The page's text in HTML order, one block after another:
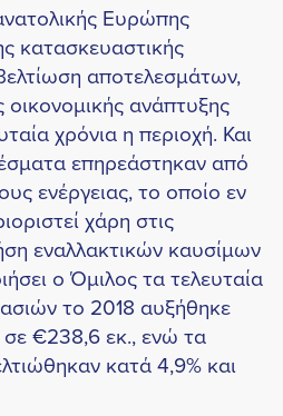
Ευρώπης
αποτελεσμάτων,
ανάπτυξης
χρόνια η περιοχή. Και
επηρεάστηκαν από
το οποίο εν
χάρη στις
εναλλακτικών καυσίμων
ο Όμιλος τα τελευταία
το 2018 αυξήθηκε
€238,6 εκ., ενώ τα
κατά 4,9% και